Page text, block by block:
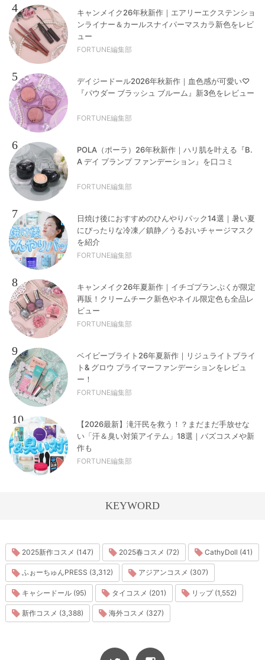
4
キャンメイク26年秋新作｜エアリーエクステンショ
ンライナー＆カールスナイパーマスカラ新色をレビ
ュー
FORTUNE編集部
5
デイジードール2026年秋新作｜血色感が可愛い♡
『パウダー ブラッシュ ブルーム』新3色をレビュー
FORTUNE編集部
6
POLA（ポーラ）26年秋新作｜ハリ肌を叶える『B.
A デイ プランプ ファンデーション』を口コミ
FORTUNE編集部
7
日焼け後におすすめのひんやりパック14選｜暑い夏
にぴったりな冷凍／鎮静／うるおいチャージマスク
を紹介
FORTUNE編集部
8
キャンメイク26年夏新作｜イチゴプランぷくが限定
再販！クリームチーク新色やネイル限定色も全品レ
ビュー
FORTUNE編集部
9
ベイビーブライト26年夏新作｜リジュライトブライ
ト& グロウ プライマーファンデーションをレビュ
ー！
FORTUNE編集部
10
【2026最新】滝汗民を救う！？まだまだ手放せな
い「汗＆臭い対策アイテム」18選｜バズコスメや新
作も
FORTUNE編集部
KEYWORD
2025新作コスメ (147) 2025春コスメ (72) CathyDoll (41)
ふぉーちゅんPRESS (3,312) アジアンコスメ (307)
キャシードール (95) タイコスメ (201) リップ (1,552)
新作コスメ (3,388) 海外コスメ (327)